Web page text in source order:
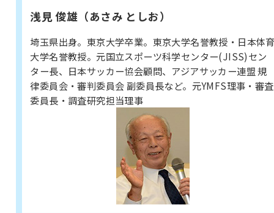
浅見 俊雄（あさみ としお）
埼玉県出身。東京大学卒業。東京大学名誉教授・日本体
大学名誉教授。元国立スポーツ科学センター(JISS)セン
ター長、日本サッカー協会顧問、アジアサッカー連盟 規
律委員会・審判委員会 副委員長など。元YMFS理事・審査
委員長・調査研究担当理事